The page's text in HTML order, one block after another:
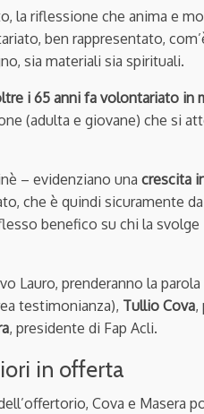
la riflessione che anima e
ben rappresentato,
sia materiali sia spirituali.
i 65 anni fa volontariato
(adulta e giovane) che si
– evidenziano una crescita
che è quindi sicuramente
benefico su chi la svolge
Lauro, prenderanno la
testimonianza), Tullio Cova,
, presidente di Fap Acli.
in offerta
Cova e Masera